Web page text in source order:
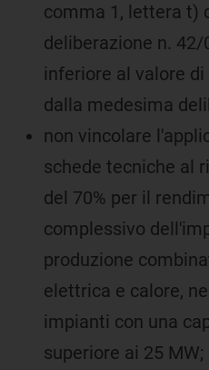
comma 1, lettera t)
deliberazione n.
inferiore al valore di
dalla medesima
non vincolare
schede tecniche al
del 70% per il
complessivo
produzione
elettrica e calore,
impianti con una
superiore ai 25 MW;